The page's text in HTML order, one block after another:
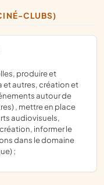
CLUBS)
et autres, création et
autour de
, mettre en place
audiovisuels,
informer le
dans le domaine
;